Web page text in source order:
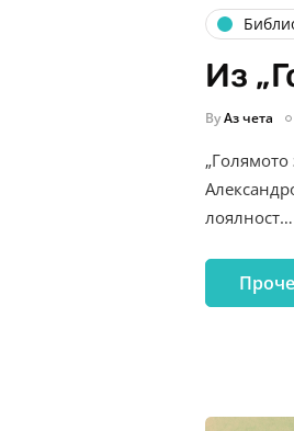
Из
ByАз чета
лоялност…